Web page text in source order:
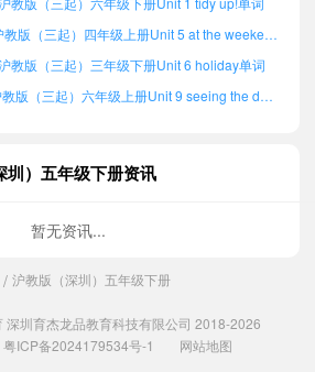
沪教版（三起）四年级上册Unit 5 at the weekend单词
教版（三起）三年级下册Unit 6 holiday单词
沪教版（三起）六年级上册Unit 9 seeing the doctor单词
圳）五年级下册资讯
暂无资讯...
/ 沪教版（深圳）五年级下册
圳育杰龙品教育科技有限公司 2018-2026
粤ICP备2024179534号-1 网站地图